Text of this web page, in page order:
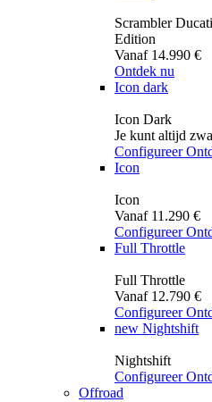
Scrambler
Edition
Vanaf 14.990 €
Ontdek nu
Icon dark
Icon Dark
Je kunt altijd
Configureer
Icon
Icon
Vanaf 11.290 €
Configureer
Full Throttle
Full Throttle
Vanaf 12.790 €
Configureer
new Nightshift
Nightshift
Configureer
Offroad